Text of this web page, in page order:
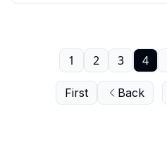
First Back
1 2 3 4